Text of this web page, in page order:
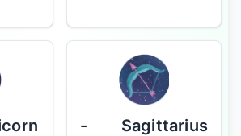
Sagittarius
-